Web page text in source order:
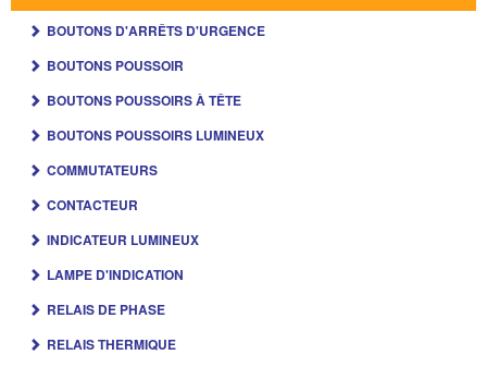
BOUTONS D'ARRÊTS D'URGENCE
BOUTONS POUSSOIR
BOUTONS POUSSOIRS À TÊTE
BOUTONS POUSSOIRS LUMINEUX
COMMUTATEURS
CONTACTEUR
INDICATEUR LUMINEUX
LAMPE D'INDICATION
RELAIS DE PHASE
RELAIS THERMIQUE